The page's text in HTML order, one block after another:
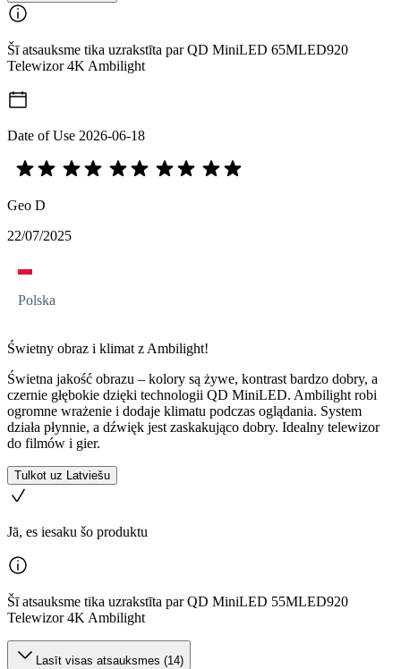
Šī atsauksme tika uzrakstīta par QD MiniLED 65MLED920
Telewizor 4K Ambilight
Date of Use 2026-06-18
Geo D
22/07/2025
Polska
Świetny obraz i klimat z Ambilight!
Świetna jakość obrazu – kolory są żywe, kontrast bardzo dobry, a
czernie głębokie dzięki technologii QD MiniLED. Ambilight robi
ogromne wrażenie i dodaje klimatu podczas oglądania. System
działa płynnie, a dźwięk jest zaskakująco dobry. Idealny telewizor
do filmów i gier.
Tulkot uz Latviešu
Jā, es iesaku šo produktu
Šī atsauksme tika uzrakstīta par QD MiniLED 55MLED920
Telewizor 4K Ambilight
Lasīt visas atsauksmes (14)